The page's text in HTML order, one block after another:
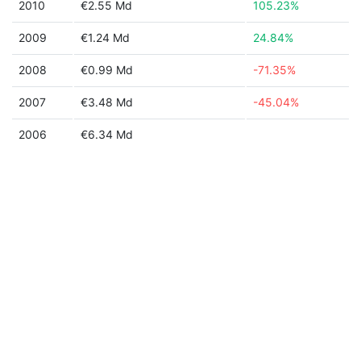
2010 €2.55 Md 105.23%
2009 €1.24 Md 24.84%
2008 €0.99 Md -71.35%
2007 €3.48 Md -45.04%
2006 €6.34 Md